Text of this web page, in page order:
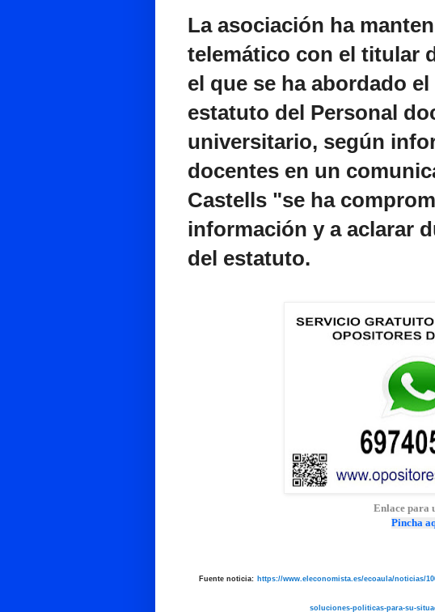
La asociación ha
telemático con el titular
el que se ha abordado
estatuto del Personal
universitario, según
docentes en un
Castells "se ha
información y a aclarar
del estatuto.
Enlace para
Pincha
Fuente noticia: https://www.eleconomista.es/ecoaula/noticias/
soluciones-politicas-para-su-